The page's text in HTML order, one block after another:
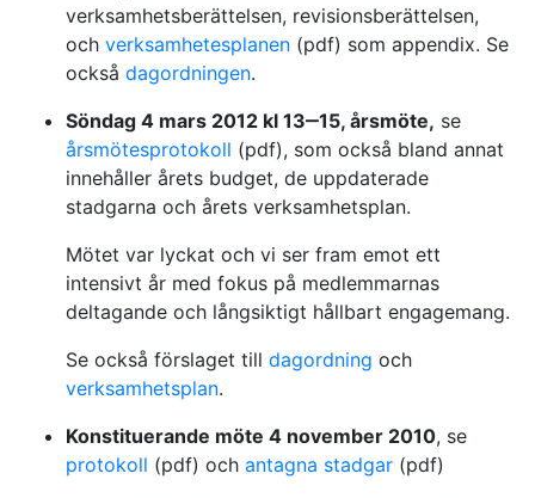
verksamhetsberättelsen, revisionsberättelsen,
och verksamhetesplanen (pdf) som appendix. Se
också dagordningen.
Söndag 4 mars 2012 kl 13‒15, årsmöte, se
årsmötesprotokoll (pdf), som också bland annat
innehåller årets budget, de uppdaterade
stadgarna och årets verksamhetsplan.
Mötet var lyckat och vi ser fram emot ett
intensivt år med fokus på medlemmarnas
deltagande och långsiktigt hållbart engagemang.
Se också förslaget till dagordning och
verksamhetsplan.
Konstituerande möte 4 november 2010, se
protokoll (pdf) och antagna stadgar (pdf)